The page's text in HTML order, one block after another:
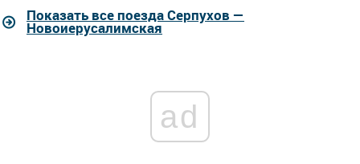
Показать все поезда Серпухов —
Новоиерусалимская
ad